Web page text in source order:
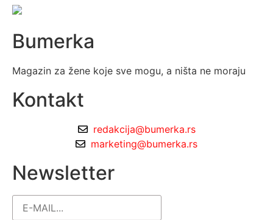
Bumerka
Magazin za žene koje sve mogu, a ništa ne moraju
Kontakt
redakcija@bumerka.rs
marketing@bumerka.rs
Newsletter